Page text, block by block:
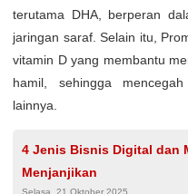
terutama DHA, berperan
jaringan saraf. Selain itu,
vitamin D yang membantu
hamil, sehingga
lainnya.
4 Jenis Bisnis Digital dan
Menjanjikan
Selasa, 21 Oktober 2025